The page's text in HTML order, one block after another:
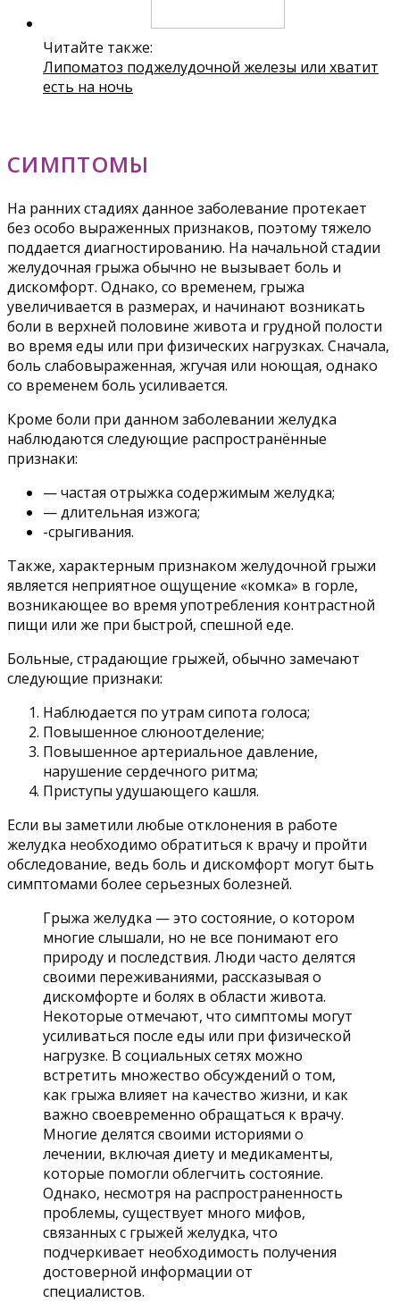
Читайте также:
Липоматоз поджелудочной железы или хватит
есть на ночь
СИМПТОМЫ
На ранних стадиях данное заболевание протекает
без особо выраженных признаков, поэтому тяжело
поддается диагностированию. На начальной стадии
желудочная грыжа обычно не вызывает боль и
дискомфорт. Однако, со временем, грыжа
увеличивается в размерах, и начинают возникать
боли в верхней половине живота и грудной полости
во время еды или при физических нагрузках. Сначала,
боль слабовыраженная, жгучая или ноющая, однако
со временем боль усиливается.
Кроме боли при данном заболевании желудка
наблюдаются следующие распространённые
признаки:
— частая отрыжка содержимым желудка;
— длительная изжога;
-срыгивания.
Также, характерным признаком желудочной грыжи
является неприятное ощущение «комка» в горле,
возникающее во время употребления контрастной
пищи или же при быстрой, спешной еде.
Больные, страдающие грыжей, обычно замечают
следующие признаки:
Наблюдается по утрам сипота голоса;
Повышенное слюноотделение;
Повышенное артериальное давление,
нарушение сердечного ритма;
Приступы удушающего кашля.
Если вы заметили любые отклонения в работе
желудка необходимо обратиться к врачу и пройти
обследование, ведь боль и дискомфорт могут быть
симптомами более серьезных болезней.
Грыжа желудка — это состояние, о котором
многие слышали, но не все понимают его
природу и последствия. Люди часто делятся
своими переживаниями, рассказывая о
дискомфорте и болях в области живота.
Некоторые отмечают, что симптомы могут
усиливаться после еды или при физической
нагрузке. В социальных сетях можно
встретить множество обсуждений о том,
как грыжа влияет на качество жизни, и как
важно своевременно обращаться к врачу.
Многие делятся своими историями о
лечении, включая диету и медикаменты,
которые помогли облегчить состояние.
Однако, несмотря на распространенность
проблемы, существует много мифов,
связанных с грыжей желудка, что
подчеркивает необходимость получения
достоверной информации от
специалистов.